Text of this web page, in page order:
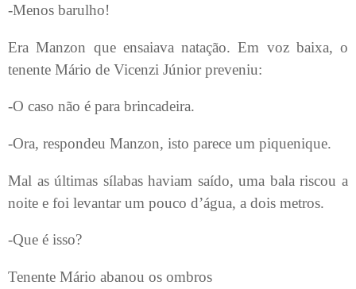
-Menos barulho!
Era Manzon que ensaiava natação. Em voz baixa, o
tenente Mário de Vicenzi Júnior preveniu:
-O caso não é para brincadeira.
-Ora, respondeu Manzon, isto parece um piquenique.
Mal as últimas sílabas haviam saído, uma bala riscou a
noite e foi levantar um pouco d’água, a dois metros.
-Que é isso?
Tenente Mário abanou os ombros